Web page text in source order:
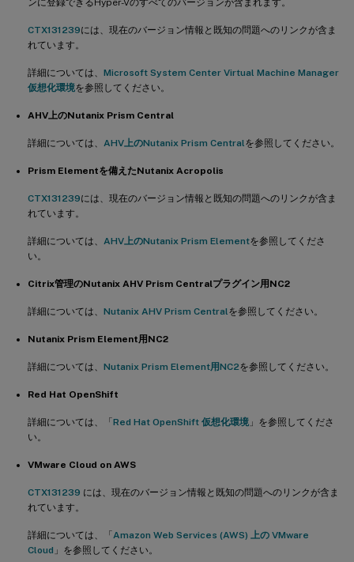
CTX131239には、現在のバージョン情報と既知の問題へのリンクが含ま
れています。
詳細については、 Microsoft System Center Virtual Machine Manager
仮想化環境を参照してください。
AHV上のNutanix Prism Central
詳細については、 AHV上のNutanix Prism Centralを参照してください。
Prism Elementを備えたNutanix Acropolis
CTX131239には、現在のバージョン情報と既知の問題へのリンクが含ま
れています。
詳細については、 AHV上のNutanix Prism Elementを参照してくださ
い。
Citrix管理のNutanix AHV Prism Centralプラグイン用NC2
詳細については、 Nutanix AHV Prism Centralを参照してください。
Nutanix Prism Element用NC2
詳細については、 Nutanix Prism Element用NC2を参照してください。
Red Hat OpenShift
詳細については、「Red Hat OpenShift 仮想化環境 」を参照してくださ
い。
VMware Cloud on AWS
CTX131239 には、現在のバージョン情報と既知の問題へのリンクが含ま
れています。
詳細については、「Amazon Web Services (AWS) 上の VMware
Cloud 」を参照してください。